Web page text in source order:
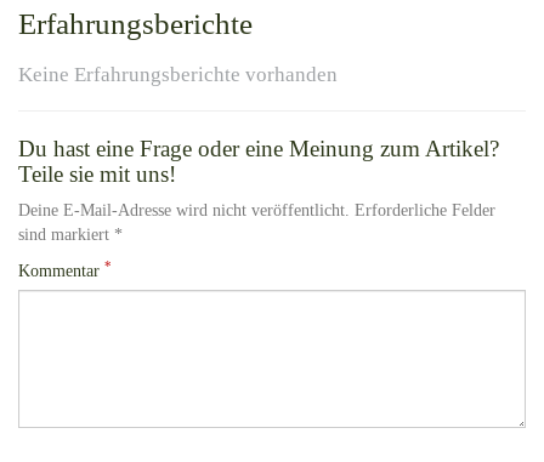
Erfahrungsberichte
Keine Erfahrungsberichte vorhanden
Du hast eine Frage oder eine Meinung zum Artikel?
Teile sie mit uns!
Deine E-Mail-Adresse wird nicht veröffentlicht. Erforderliche Felder
sind markiert *
Kommentar *